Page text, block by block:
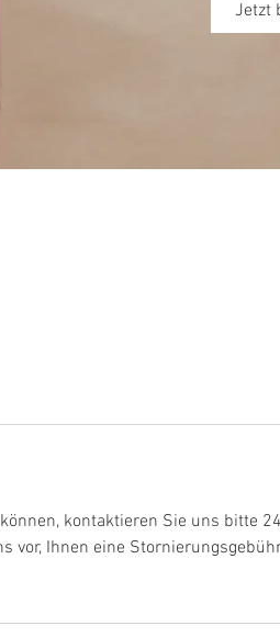
Jetzt
kontaktieren Sie uns bitte
vor, Ihnen eine